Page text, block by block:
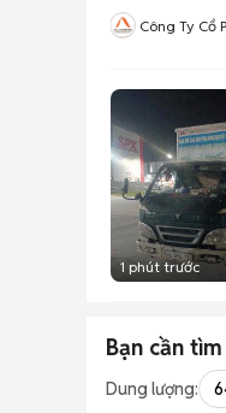
Công Ty Cổ
1 phút trước
Bạn cần tìm
Dung lượng: